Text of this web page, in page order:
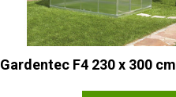
Gardentec F4 230 x 300 cm